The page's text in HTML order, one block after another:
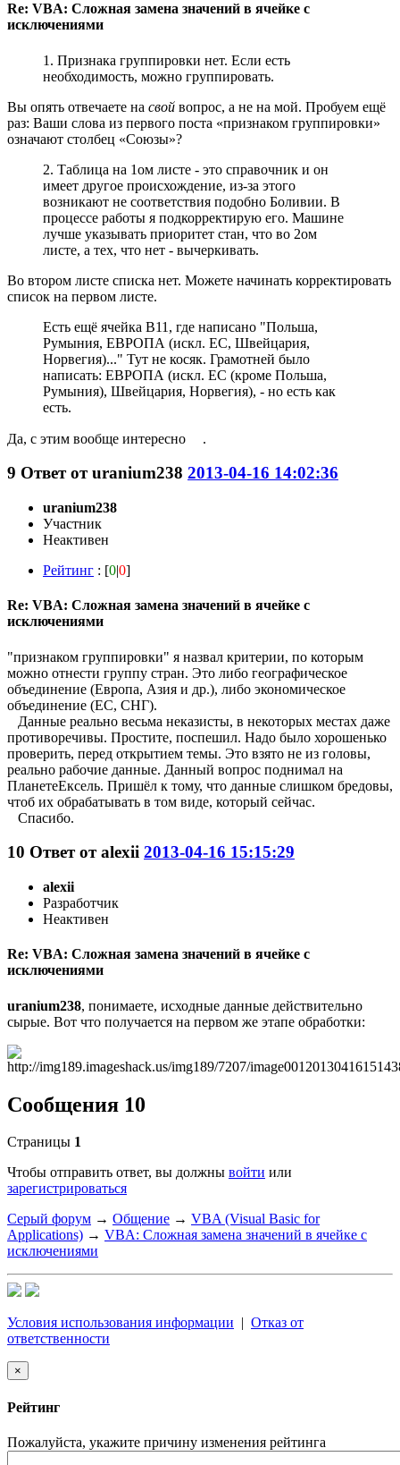
Re: VBA: Сложная замена значений в ячейке с
исключениями
1. Признака группировки нет. Если есть
необходимость, можно группировать.
Вы опять отвечаете на свой вопрос, а не на мой. Пробуем ещё
раз: Ваши слова из первого поста «признаком группировки»
означают столбец «Союзы»?
2. Таблица на 1ом листе - это справочник и он
имеет другое происхождение, из-за этого
возникают не соответствия подобно Боливии. В
процессе работы я подкорректирую его. Машине
лучше указывать приоритет стан, что во 2ом
листе, а тех, что нет - вычеркивать.
Во втором листе списка нет. Можете начинать корректировать
список на первом листе.
Есть ещё ячейка B11, где написано "Польша,
Румыния, ЕВРОПА (искл. ЕС, Швейцария,
Норвегия)..." Тут не косяк. Грамотней было
написать: ЕВРОПА (искл. ЕС (кроме Польша,
Румыния), Швейцария, Норвегия), - но есть как
есть.
Да, с этим вообще интересно .
9 Ответ отuranium238 2013-04-16 14:02:36
uranium238
Участник
Неактивен
Рейтинг : [0|0]
Re: VBA: Сложная замена значений в ячейке с
исключениями
"признаком группировки" я назвал критерии, по которым
можно отнести группу стран. Это либо географическое
объединение (Европа, Азия и др.), либо экономическое
объединение (ЕС, СНГ).
Данные реально весьма неказисты, в некоторых местах даже
противоречивы. Простите, поспешил. Надо было хорошенько
проверить, перед открытием темы. Это взято не из головы,
реально рабочие данные. Данный вопрос поднимал на
ПланетеЕксель. Пришёл к тому, что данные слишком бредовы,
чтоб их обрабатывать в том виде, который сейчас.
Спасибо.
10 Ответ отalexii 2013-04-16 15:15:29
alexii
Разработчик
Неактивен
Re: VBA: Сложная замена значений в ячейке с
исключениями
uranium238, понимаете, исходные данные действительно
сырые. Вот что получается на первом же этапе обработки:
Сообщения 10
Страницы 1
Чтобы отправить ответ, вы должны войти или
зарегистрироваться
Серый форум → Общение → VBA (Visual Basic for
Applications) → VBA: Сложная замена значений в ячейке с
исключениями
Условия использования информации
Отказ от
ответственности
×
Рейтинг
Пожалуйста, укажите причину изменения рейтинга